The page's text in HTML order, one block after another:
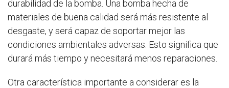
durabilidad de la bomba. Una bomba hecha de
materiales de buena calidad será más resistente al
desgaste, y será capaz de soportar mejor las
condiciones ambientales adversas. Esto significa que
durará más tiempo y necesitará menos reparaciones.
Otra característica importante a considerar es la